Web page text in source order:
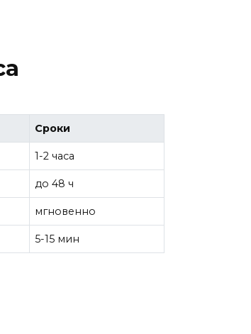
Сроки
1-2 часа
до 48 ч
мгновенно
5-15 мин